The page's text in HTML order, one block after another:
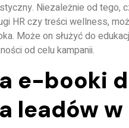
. Niezależnie od tego,
HR czy treści wellness,
Może on służyć do
od celu kampanii.
e-booki
leadów